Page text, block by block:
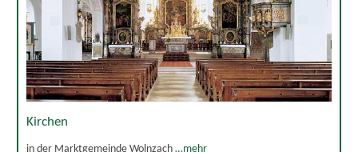
Kirchen
in der Marktgemeinde Wolnzach …mehr